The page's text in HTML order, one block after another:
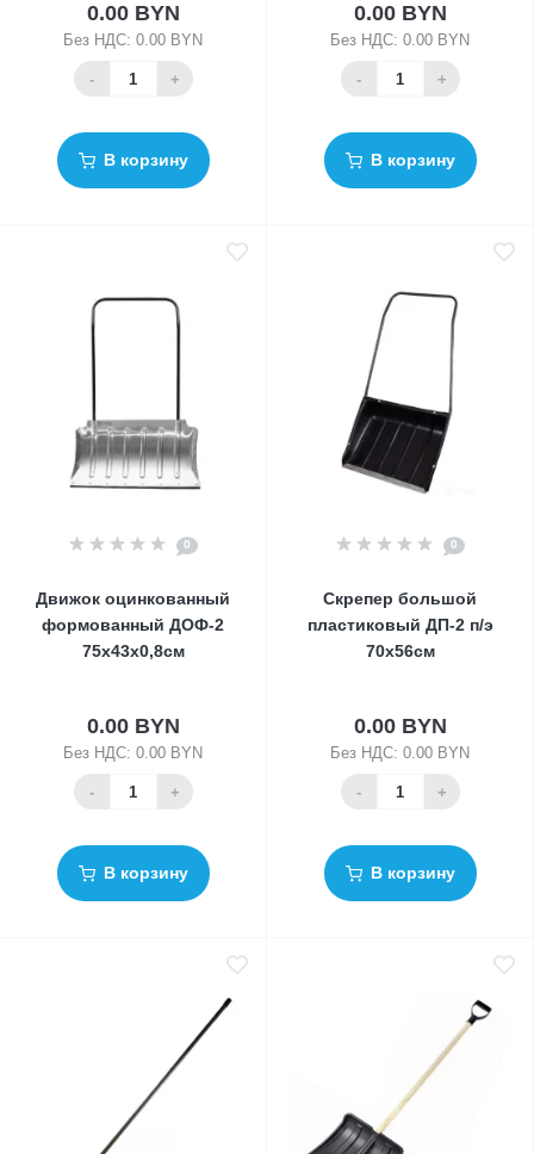
0.00 BYN
Без НДС: 0.00 BYN
- +
В корзину
0.00 BYN
Без НДС: 0.00 BYN
- +
В корзину
0
Движок оцинкованный
формованный ДОФ-2
75х43х0,8см
0.00 BYN
Без НДС: 0.00 BYN
- +
В корзину
0
Скрепер большой
пластиковый ДП-2 п/э
70х56см
0.00 BYN
Без НДС: 0.00 BYN
- +
В корзину